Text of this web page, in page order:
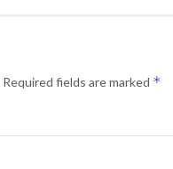
Required fields are marked *